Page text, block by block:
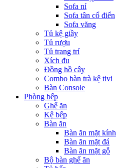
Sofa nỉ
Sofa tân cổ điển
Sofa văng
Tủ kệ giầy
Tủ rượu
Tủ trang trí
Xích đu
Đồng hồ cây
Combo bàn trà kệ tivi
Bàn Console
Phòng bếp
Ghế ăn
Kệ bếp
Bàn ăn
Bàn ăn mặt kính
Bàn ăn mặt đá
Bàn ăn mặt gỗ
Bộ bàn ghế ăn